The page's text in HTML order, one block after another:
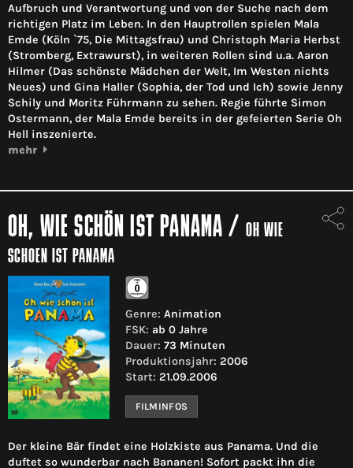
Aufbruch und Verantwortung und von der Suche nach dem
richtigen Platz im Leben. In den Hauptrollen spielen Mala
Emde (Köln `75, Die Mittagsfrau) und Christoph Maria Herbst
(Stromberg, Extrawurst), in weiteren Rollen sind u.a. Aaron
Hilmer (Das schönste Mädchen der Welt, Im Westen nichts
Neues) und Gina Haller (Sophia, der Tod und Ich) sowie Jenny
Schily und Moritz Führmann zu sehen. Regie führte Simon
Ostermann, der Mala Emde bereits in der gefeierten Serie Oh
Hell inszenierte.
mehr
OH, WIE SCHÖN IST PANAMA / OH WIE
SCHOEN IST PANAMA
Genre: Animation
FSK: ab 0 Jahre
Dauer: 73 Minuten
Produktionsjahr: 2006
Start: 21.09.2006
FILMINFOS
Der kleine Bär findet eine Holzkiste aus Panama. Und die
duftet so wunderbar nach Bananen! Sofort packt ihn die